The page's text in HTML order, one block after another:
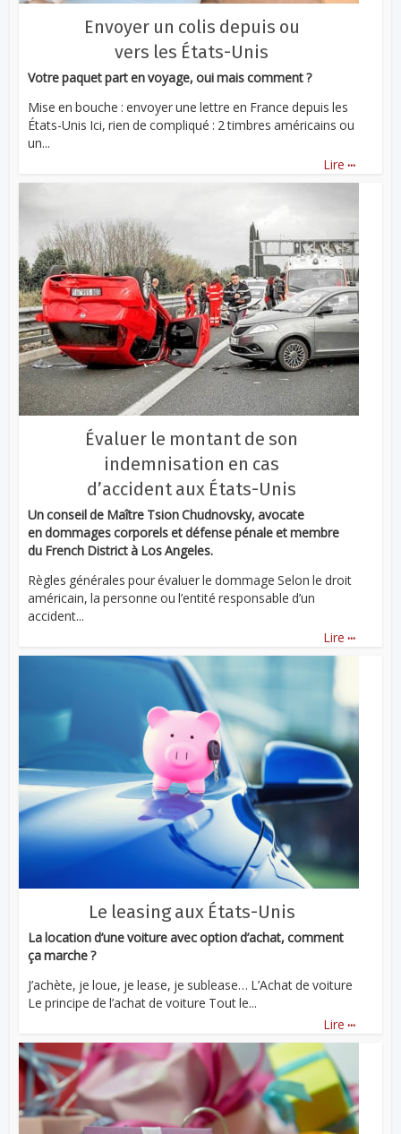
Envoyer un colis depuis ou
vers les États-Unis
Votre paquet part en voyage, oui mais comment ?
Mise en bouche : envoyer une lettre en France depuis les
États-Unis Ici, rien de compliqué : 2 timbres américains ou
un...
Lire ...
Évaluer le montant de son
indemnisation en cas
d’accident aux États-Unis
Un conseil de Maître Tsion Chudnovsky, avocate
en dommages corporels et défense pénale et membre
du French District à Los Angeles.
Règles générales pour évaluer le dommage Selon le droit
américain, la personne ou l’entité responsable d’un
accident...
Lire ...
Le leasing aux États-Unis
La location d’une voiture avec option d’achat, comment
ça marche ?
J’achète, je loue, je lease, je sublease… L’Achat de voiture
Le principe de l’achat de voiture Tout le...
Lire ...